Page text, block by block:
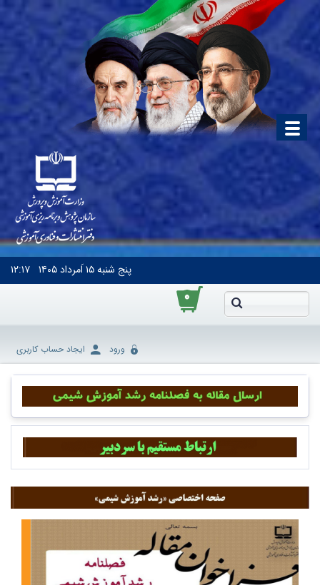
پنج شنبه۱۵ اَمرداد ۱۴۰۵ ۱۲:۱۷
۰
ورود ایجاد حساب کاربری